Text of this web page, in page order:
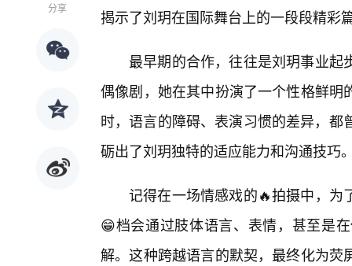
分享
揭示了刘玥在国际舞台上的一段段精彩
最早期的合作，往往是刘玥事业起
偶像剧，她在其中扮演了一个性格鲜
时，语言的障碍、表演习惯的差异，
砺出了刘玥独特的适应能力和沟通技巧
记得在一场情感戏的🔥拍摄中，为
😁档会通过肢体语言、表情，甚至是
解。这种跨越语言的默契，最终化为